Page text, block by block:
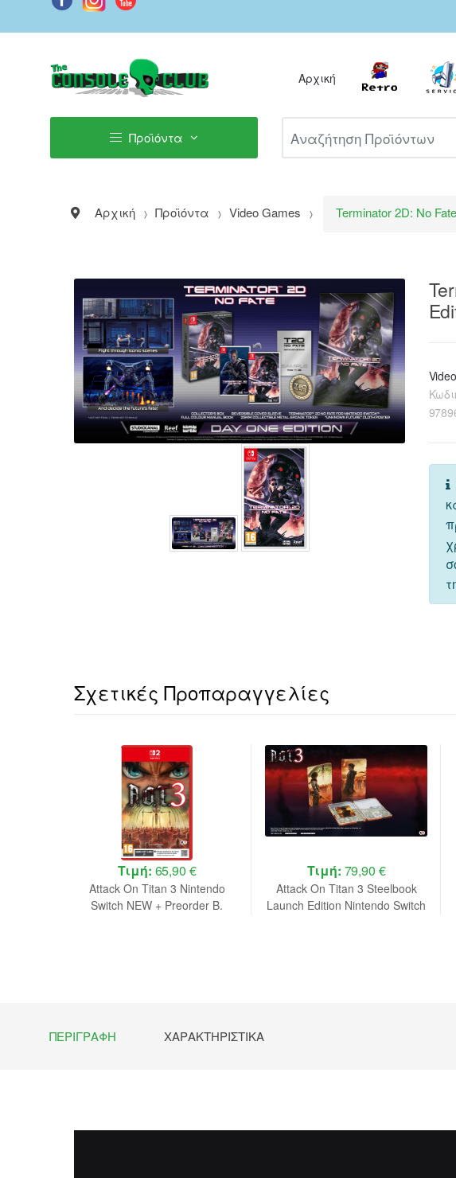
Αρχική
Προϊόντα
Αρχική Προϊόντα Video Games Terminator 2D: No
Σχετικές Προπαραγγελίες
Τιμή: 65,90 €
Attack On Titan 3 Nintendo
Switch NEW + Preorder B.
Τιμή: 79,90 €
Attack On Titan 3 Steelbook
Launch Edition Nintendo Switch
ΠΕΡΙΓΡΑΦΉ ΧΑΡΑΚΤΗΡΙΣΤΙΚΆ